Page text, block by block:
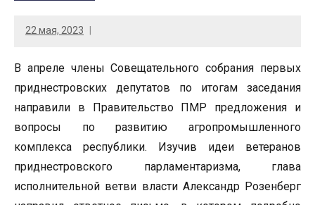
22 мая, 2023
В апреле члены Совещательного собрания первых
приднестровских депутатов по итогам заседания
направили в Правительство ПМР предложения и
вопросы по развитию агропромышленного
комплекса республики. Изучив идеи ветеранов
приднестровского парламентаризма, глава
исполнительной ветви власти Александр Розенберг